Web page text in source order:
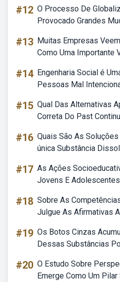
#12 O Processo De
Provocado Grandes
#13 Muitas Empresas
Como Uma Importante
#14 Engenharia Social é
Pessoas Mal
#15 Qual Das Alternativas
Correta Do Past
#16 Quais São As
única Substância
#17 As Ações
Jovens E
#18 Sobre As
Julgue As Afirmativas
#19 Os Botos Cinzas
Dessas Substâncias
#20 O Estudo Sobre
Emerge Como Um